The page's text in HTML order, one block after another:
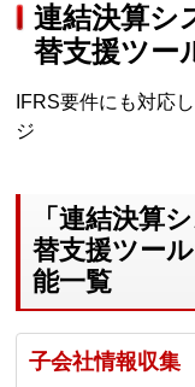
連結決算シ
替支援ツー
IFRS要件にも対応
ジ
「連結決算
替支援ツー
能一覧
子会社情報収集